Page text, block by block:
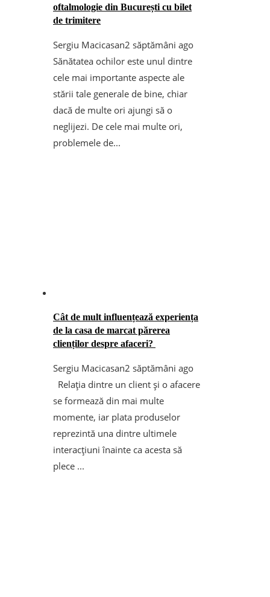
oftalmologie din București cu bilet
de trimitere
Sergiu Macicasan2 săptămâni ago
Sănătatea ochilor este unul dintre
cele mai importante aspecte ale
stării tale generale de bine, chiar
dacă de multe ori ajungi să o
neglijezi. De cele mai multe ori,
problemele de...
Cât de mult influențează experiența
de la casa de marcat părerea
clienților despre afaceri?
Sergiu Macicasan2 săptămâni ago
Relația dintre un client și o afacere
se formează din mai multe
momente, iar plata produselor
reprezintă una dintre ultimele
interacțiuni înainte ca acesta să
plece ...